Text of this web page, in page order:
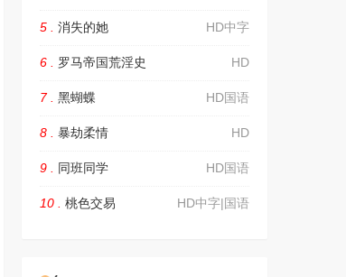
HD中字
5 . 消失的她
HD
6 . 罗马帝国荒淫史
HD国语
7 . 黑蝴蝶
HD
8 . 暴劫柔情
HD国语
9 . 同班同学
HD中字|国语
10 . 桃色交易